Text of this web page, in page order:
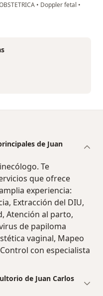
• Doppler fetal •
de Juan
Te
que ofrece
experiencia:
Extracción del DIU,
Atención al parto,
de papiloma
vaginal, Mapeo
con especialista
de Juan Carlos